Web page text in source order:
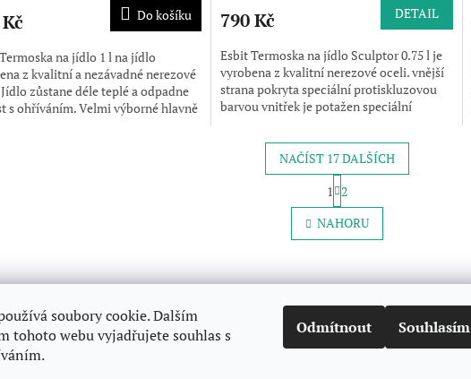
soubory cookie. Dalším
tohoto webu vyjadřujete souhlas s
Odmítnout Souhlasím
Do košíku
na jídlo 1 l na jídlo
z kvalitní a nezávadné nerezové
zůstane déle teplé a odpadne
s ohříváním. Velmi výborné hlavně
790 Kč DETAIL
Esbit Termoska na jídlo Sculptor 0.75 l je
vyrobena z kvalitní nerezové oceli. vnější
strana pokryta speciální protiskluzovou
barvou vnitřek je potažen speciální
O
v
l
a
c
p
r
NAČÍST 17 DALŠÍCH
S
t
r
á
n
o
v
á
í
1
2
NAHORU